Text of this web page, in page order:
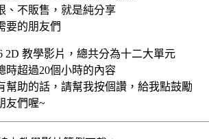
、不販售，就是純分享
要的朋友們
2D 教學影片，總共分為十二大單元
時超過20個小時的內容
幫助的話，請幫我按個讚，給我點鼓勵
友們喔~